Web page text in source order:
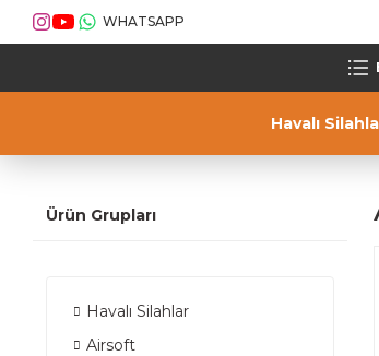
WHATSAPP
Havalı
Ürün Grupları
Havalı Silahlar
Airsoft